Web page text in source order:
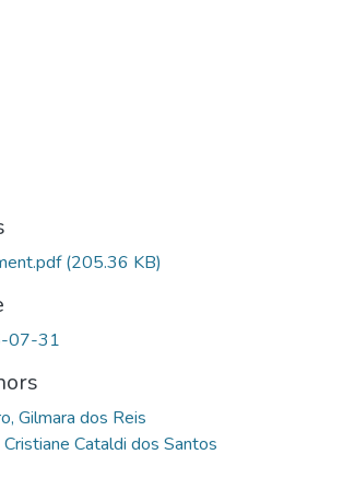
(205.36 KB)
07-31
Gilmara dos Reis
Cristiane Cataldi dos Santos